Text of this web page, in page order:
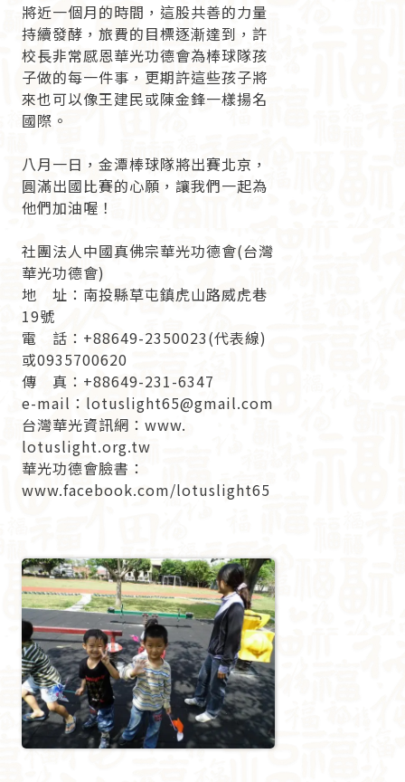
將近一個月的時間，這股共善的力量
持續發酵，旅費的目標逐漸達到，許
校長非常感恩華光功德會為棒球隊孩
子做的每一件事，更期許這些孩子將
來也可以像王建民或陳金鋒一樣揚名
國際。
八月一日，金潭棒球隊將出賽北京，
圓滿出國比賽的心願，讓我們一起為
他們加油喔！
社團法人中國真佛宗華光功德會(台灣
華光功德會)
地 址：南投縣草屯鎮虎山路威虎巷
19號
電 話：+88649-2350023(代表線)
或0935700620
傳 真：+88649-231-6347
e-mail：lotuslight65@gmail.com
台灣華光資訊網：www.
lotuslight.org.tw
華光功德會臉書：
www.facebook.com/lotuslight65